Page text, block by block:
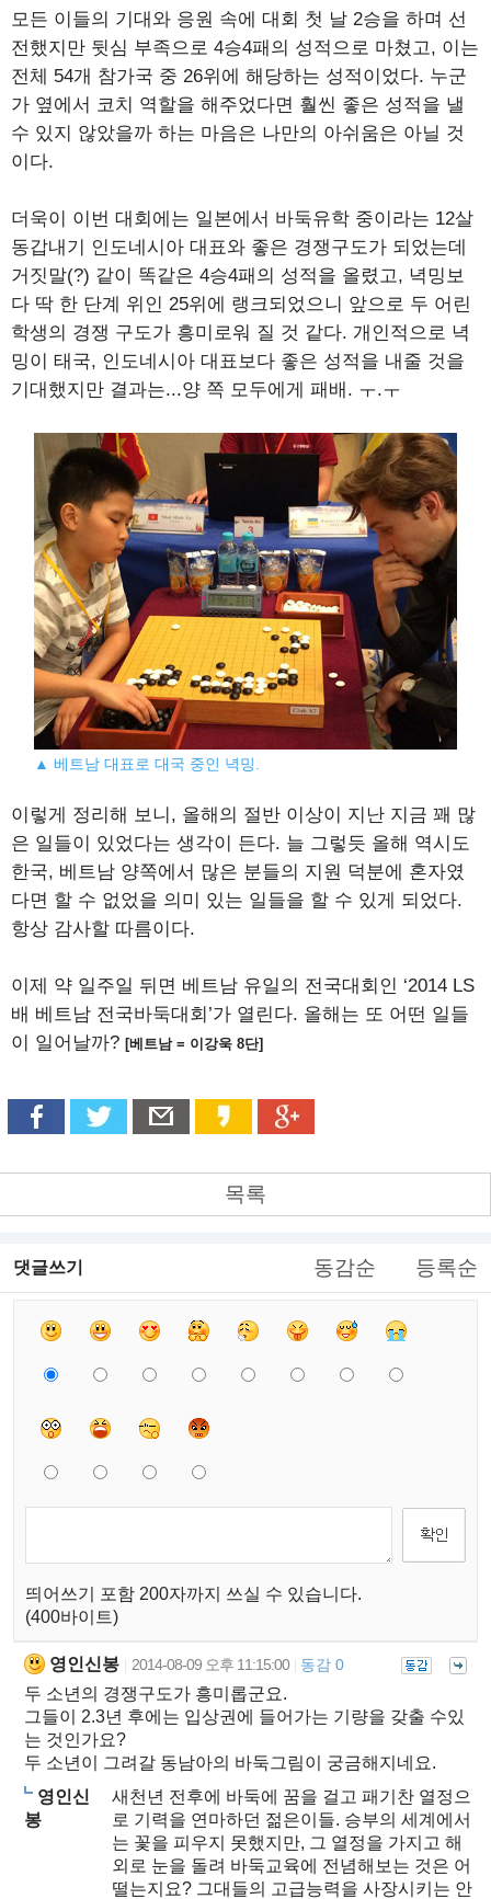
모든 이들의 기대와 응원 속에 대회 첫 날 2승을 하며 선
전했지만 뒷심 부족으로 4승4패의 성적으로 마쳤고, 이는
전체 54개 참가국 중 26위에 해당하는 성적이었다. 누군
가 옆에서 코치 역할을 해주었다면 훨씬 좋은 성적을 낼
수 있지 않았을까 하는 마음은 나만의 아쉬움은 아닐 것
이다.
더욱이 이번 대회에는 일본에서 바둑유학 중이라는 12살
동갑내기 인도네시아 대표와 좋은 경쟁구도가 되었는데
거짓말(?) 같이 똑같은 4승4패의 성적을 올렸고, 녁밍보
다 딱 한 단계 위인 25위에 랭크되었으니 앞으로 두 어린
학생의 경쟁 구도가 흥미로워 질 것 같다. 개인적으로 녁
밍이 태국, 인도네시아 대표보다 좋은 성적을 내줄 것을
기대했지만 결과는...양 쪽 모두에게 패배. ㅜ.ㅜ
▲ 베트남 대표로 대국 중인 녁밍.
이렇게 정리해 보니, 올해의 절반 이상이 지난 지금 꽤 많
은 일들이 있었다는 생각이 든다. 늘 그렇듯 올해 역시도
한국, 베트남 양쪽에서 많은 분들의 지원 덕분에 혼자였
다면 할 수 없었을 의미 있는 일들을 할 수 있게 되었다.
항상 감사할 따름이다.
이제 약 일주일 뒤면 베트남 유일의 전국대회인 ‘2014 LS
배 베트남 전국바둑대회’가 열린다. 올해는 또 어떤 일들
이 일어날까? [베트남 = 이강욱 8단]
목록
댓글쓰기 동감순 등록순
띄어쓰기 포함 200자까지 쓰실 수 있습니다.
(400바이트)
영인신봉 2014-08-09 오후 11:15:00 동감 0
두 소년의 경쟁구도가 흥미롭군요.
그들이 2.3년 후에는 입상권에 들어가는 기량을 갖출 수있
는 것인가요?
두 소년이 그려갈 동남아의 바둑그림이 궁금해지네요.
영인신
봉
새천년 전후에 바둑에 꿈을 걸고 패기찬 열정으
로 기력을 연마하던 젊은이들. 승부의 세계에서
는 꽃을 피우지 못했지만, 그 열정을 가지고 해
외로 눈을 돌려 바둑교육에 전념해보는 것은 어
떨는지요? 그대들의 고급능력을 사장시키는 안